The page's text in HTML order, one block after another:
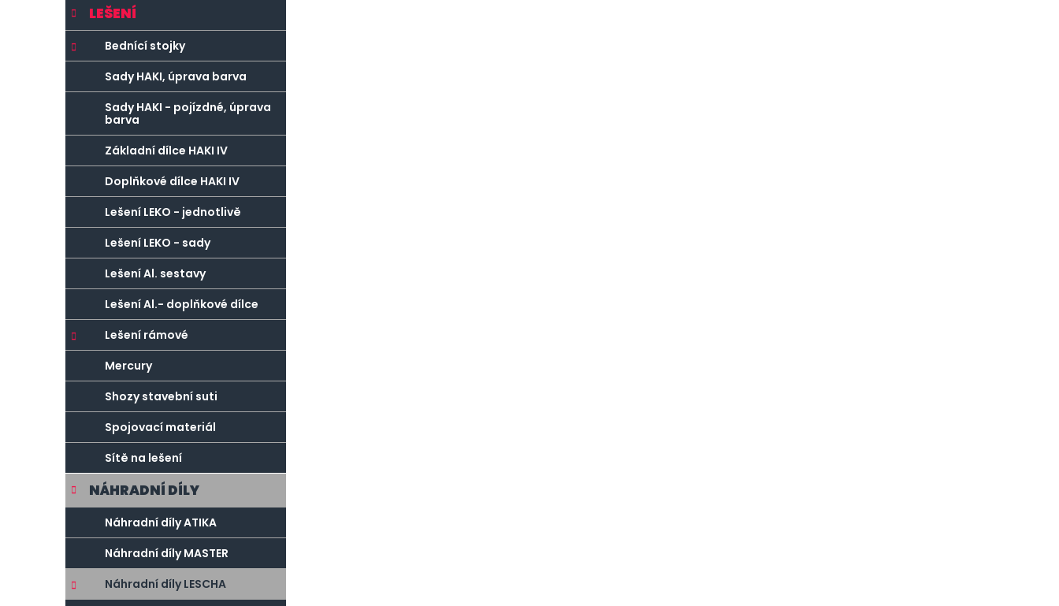
LEŠENÍ
Bednící stojky
Sady HAKI, úprava barva
Sady HAKI - pojízdné, úprava
barva
Základní dílce HAKI IV
Doplňkové dílce HAKI IV
Lešení LEKO - jednotlivě
Lešení LEKO - sady
Lešení Al. sestavy
Lešení Al.- doplňkové dílce
Lešení rámové
Mercury
Shozy stavební suti
Spojovací materiál
Sítě na lešení
NÁHRADNÍ DÍLY
Náhradní díly ATIKA
Náhradní díly MASTER
Náhradní díly LESCHA